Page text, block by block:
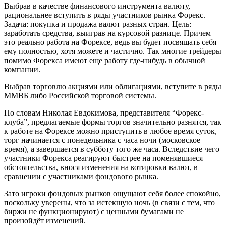
Выбрав в качестве финансового инструмента валюту,
рациональнее вступить в ряды участников рынка Форекс.
Задача: покупка и продажа валют разных стран. Цель:
заработать средства, выиграв на курсовой разнице. Причем
это реально работа на Форексе, ведь вы будет посвящать себя
ему полностью, хотя можете и частично. Так многие трейдеры
помимо Форекса имеют еще работу где-нибудь в обычной
компании.
Выбрав торговлю акциями или облигациями, вступите в ряды
ММВБ либо Российской торговой системы.
По словам Николая Евдокимова, представителя “Форекс-
клуба”, предлагаемые формы торгов значительно разнятся, так
к работе на Форексе можно приступить в любое время суток,
торг начинается с понедельника с часа ночи (московское
время), а завершается в субботу того же часа. Вследствие чего
участники Форекса реагируют быстрее на поменявшиеся
обстоятельства, внося изменения на котировки валют, в
сравнении с участниками фондового рынка.
Зато игроки фондовых рынков ощущают себя более спокойно,
поскольку уверены, что за истекшую ночь (в связи с тем, что
биржи не функционируют) с ценными бумагами не
произойдёт изменений.